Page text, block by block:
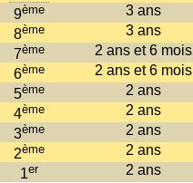
9ème 3 ans
8ème 3 ans
7ème 2 ans et 6 mois
6ème 2 ans et 6 mois
5ème 2 ans
4ème 2 ans
3ème 2 ans
2ème 2 ans
1er 2 ans